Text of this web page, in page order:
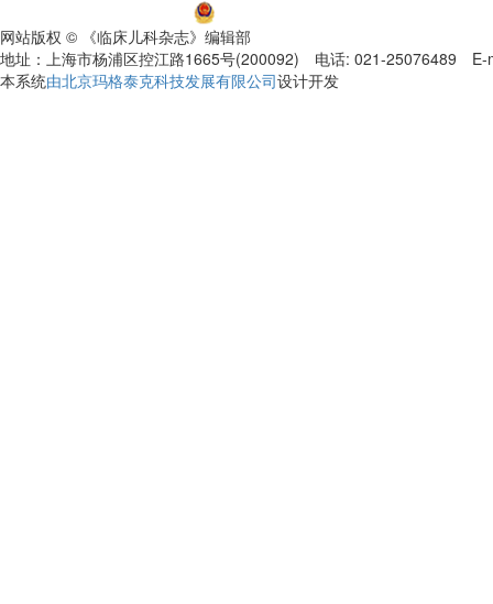
网站版权 © 《临床儿科杂志》编辑部
地址：上海市杨浦区控江路1665号(200092) 电话: 021-25076489 E-
本系统由北京玛格泰克科技发展有限公司设计开发